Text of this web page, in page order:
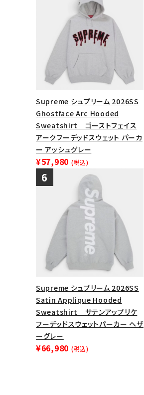
Supreme シュプリーム 2026SS
Ghostface Arc Hooded
Sweatshirt ゴーストフェイス
アークフーデッドスウェット パーカ
ー アッシュグレー
¥57,980 (税込)
Supreme シュプリーム 2026SS
Satin Applique Hooded
Sweatshirt サテンアップリケ
フーデッドスウェットパーカー ヘザ
ーグレー
¥66,980 (税込)